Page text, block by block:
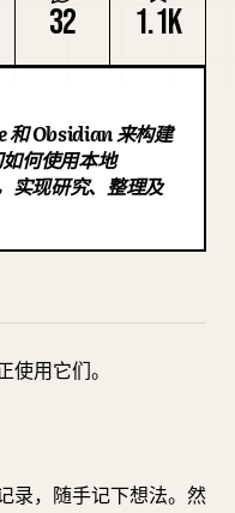
32 1.1K
和 Obsidian 来构建
何使用本地
实现研究、整理及
用它们。
录，随手记下想法。然